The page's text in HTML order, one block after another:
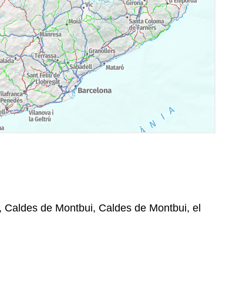
de Montbui, Caldes de Montbui, el